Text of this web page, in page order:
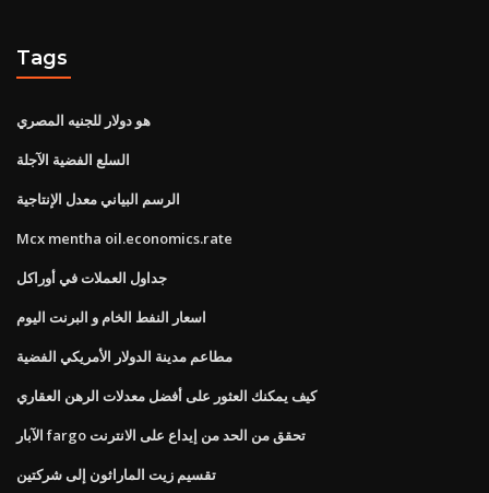
Tags
هو دولار للجنيه المصري
السلع الفضية الآجلة
الرسم البياني معدل الإنتاجية
Mcx mentha oil.economics.rate
جداول العملات في أوراكل
اسعار النفط الخام و البرنت اليوم
مطاعم مدينة الدولار الأمريكي الفضية
كيف يمكنك العثور على أفضل معدلات الرهن العقاري
الآبار fargo تحقق من الحد من إيداع على الانترنت
تقسيم زيت الماراثون إلى شركتين